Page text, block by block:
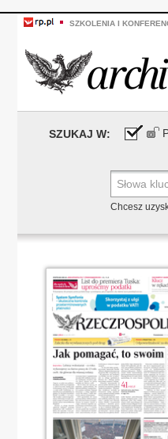
SZKOLENIA I
SZUKAJ W:
Chcesz